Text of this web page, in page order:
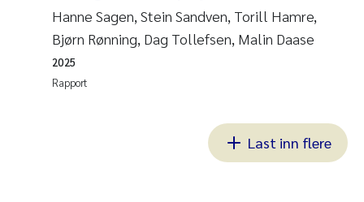
Hanne Sagen, Stein Sandven, Torill Hamre,
Bjørn Rønning, Dag Tollefsen, Malin Daase
Rapport
2025
Last inn flere